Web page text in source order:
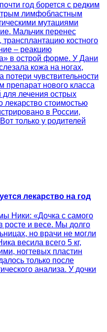
год борется с редким
лимфобластным
мутациями
Мальчик перенес
костного
– реакцию
в острой форме. У Дани
кожа на ногах,
потери чувствительности
препарат нового класса
лечения острых
лекарство стоимостью
в России,
только у родителей
лекарство на год
Ники: «Дочка с самого
росте и весе. Мы долго
но врачи не могли
весила всего 5 кг,
ногтевых пластин
только после
анализа. У дочки